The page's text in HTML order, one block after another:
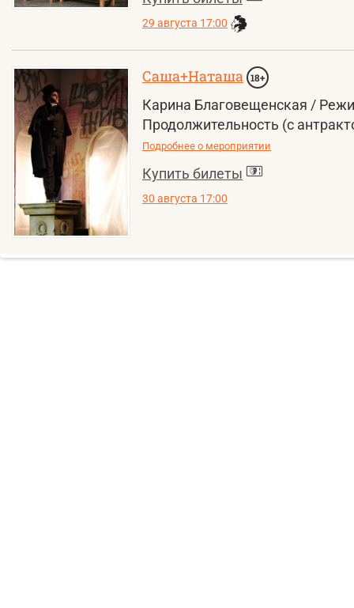
29 августа 17:00
Саша+Наташа 18+
Карина Благовещенская /
Продолжительность (с
Подробнее о мероприятии
Купить билеты
30 августа 17:00